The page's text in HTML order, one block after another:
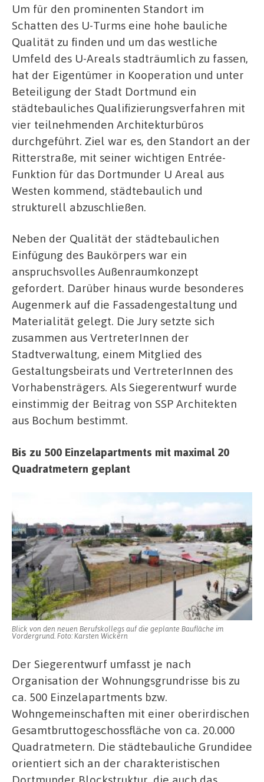
Um für den prominenten Standort im
Schatten des U-Turms eine hohe bauliche
Qualität zu finden und um das westliche
Umfeld des U-Areals stadträumlich zu fassen,
hat der Eigentümer in Kooperation und unter
Beteiligung der Stadt Dortmund ein
städtebauliches Qualifizierungsverfahren mit
vier teilnehmenden Architekturbüros
durchgeführt. Ziel war es, den Standort an der
Ritterstraße, mit seiner wichtigen Entrée-
Funktion für das Dortmunder U Areal aus
Westen kommend, städtebaulich und
strukturell abzuschließen.
Neben der Qualität der städtebaulichen
Einfügung des Baukörpers war ein
anspruchsvolles Außenraumkonzept
gefordert. Darüber hinaus wurde besonderes
Augenmerk auf die Fassadengestaltung und
Materialität gelegt. Die Jury setzte sich
zusammen aus VertreterInnen der
Stadtverwaltung, einem Mitglied des
Gestaltungsbeirats und VertreterInnen des
Vorhabensträgers. Als Siegerentwurf wurde
einstimmig der Beitrag von SSP Architekten
aus Bochum bestimmt.
Bis zu 500 Einzelapartments mit maximal 20
Quadratmetern geplant
Blick von den neuen Berufskollegs auf die geplante Baufläche im
Vordergrund. Foto: Karsten Wickern
Der Siegerentwurf umfasst je nach
Organisation der Wohnungsgrundrisse bis zu
ca. 500 Einzelapartments bzw.
Wohngemeinschaften mit einer oberirdischen
Gesamtbruttogeschossfläche von ca. 20.000
Quadratmetern. Die städtebauliche Grundidee
orientiert sich an der charakteristischen